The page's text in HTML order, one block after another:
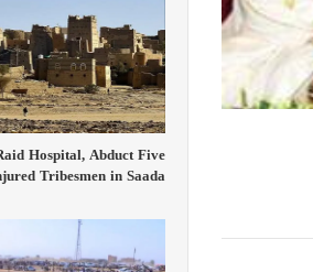
Hospital, Abduct Five
Tribesmen in Saada